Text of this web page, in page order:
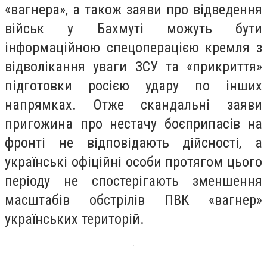
«вагнера», а також заяви про відведення
військ у Бахмуті можуть бути
інформаційною спецоперацією кремля з
відволікання уваги ЗСУ та «прикриття»
підготовки росією удару по інших
напрямках. Отже скандальні заяви
пригожина про нестачу боєприпасів на
фронті не відповідають дійсності, а
українські офіційні особи протягом цього
періоду не спостерігають зменшення
масштабів обстрілів ПВК «вагнер»
українських територій.